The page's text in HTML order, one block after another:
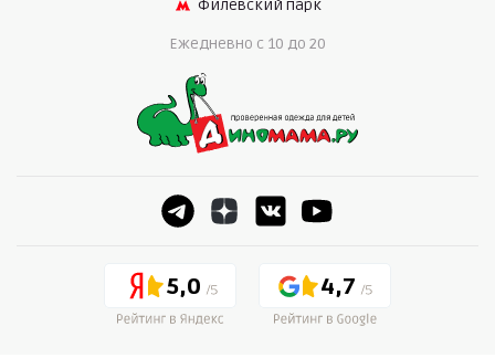
Филевский парк
Ежедневно c 10 до 20
5,0 4,7